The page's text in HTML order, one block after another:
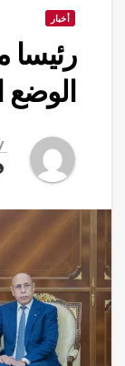
أخبار
رئيسا